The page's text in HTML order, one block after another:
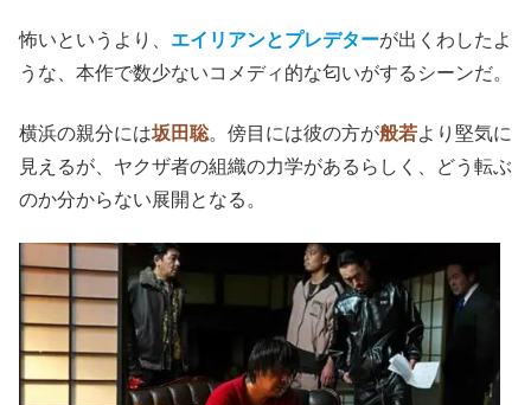
怖いというより、 エイリアンとプレデターが出くわしたよ
うな、本作で数少ないコメディ的な匂いがするシーンだ。
横浜の親分には坂田聡。傍目には彼の方が般若より堅気に
見えるが、ヤクザ者の組織の力学があるらしく、どう転ぶ
のか分からない展開となる。